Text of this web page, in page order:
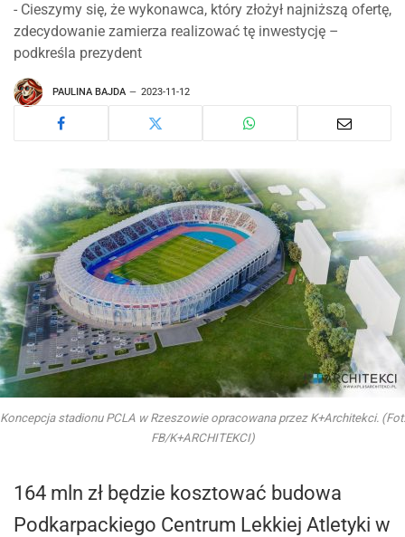
- Cieszymy się, że wykonawca, który złożył najniższą ofertę,
zdecydowanie zamierza realizować tę inwestycję –
podkreśla prezydent
PAULINA BAJDA 2023-11-12
Koncepcja stadionu PCLA w Rzeszowie opracowana przez K+Architekci. (Fot.
FB/K+ARCHITEKCI)
164 mln zł będzie kosztować budowa
Podkarpackiego Centrum Lekkiej Atletyki w